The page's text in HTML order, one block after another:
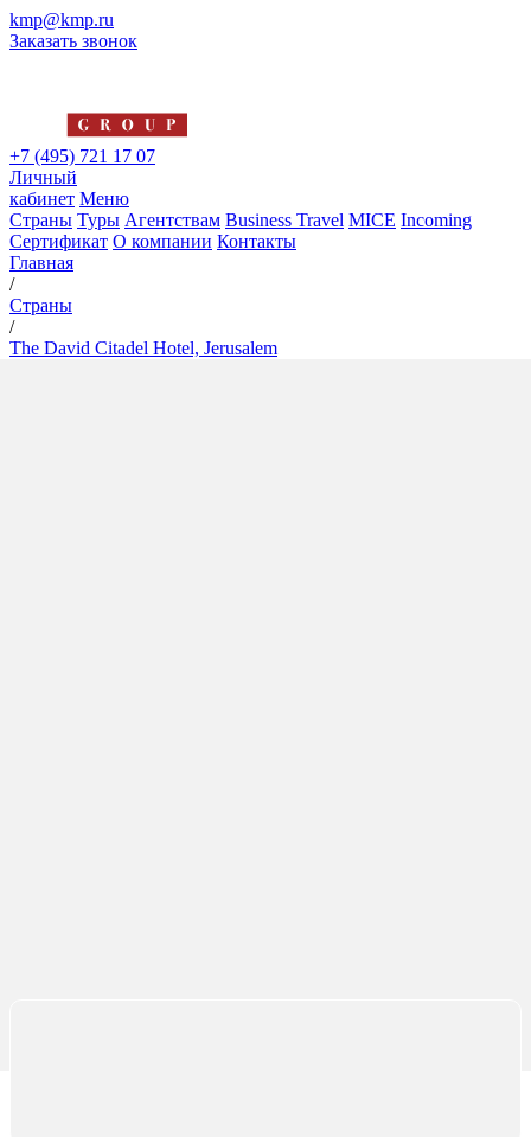
kmp@kmp.ru
Заказать звонок
+7 (495) 721 17 07
Личный
кабинет Меню
Страны Туры Агентствам Business Travel MICE Incoming
Сертификат О компании Контакты
Главная
/
Страны
/
The David Citadel Hotel, Jerusalem